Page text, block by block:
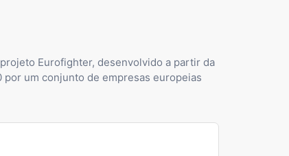
projeto Eurofighter, desenvolvido a partir da
por um conjunto de empresas europeias